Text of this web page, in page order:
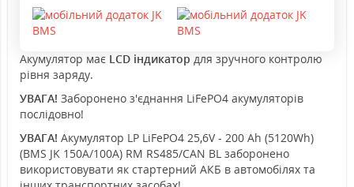
Акумулятор має LCD індикатор для зручного контролю
рівня заряду.
УВАГА! Заборонено з'єднання LiFePO4 акумуляторів
послідовно!
УВАГА! Акумулятор LP LiFePO4 25,6V - 200 Ah (5120Wh)
(BMS JK 150A/100А) RM RS485/CAN BL заборонено
використовувати як стартерний АКБ в автомобілях та